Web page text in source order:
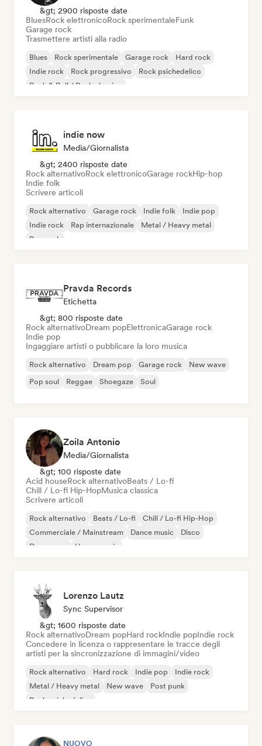
&gt; 2900 risposte date
BluesRock elettronicoRock sperimentaleFunk
Garage rock
Trasmettere artisti alla radio
Blues Rock sperimentale Garage rock
Hard rock
Indie rock
Rock progressivo
Rock psichedelico
Rock & Roll / Rock classico
indie now
Media/Giornalista
&gt; 2400 risposte date
Rock alternativoRock elettronicoGarage rockHip-hop
Indie folk
Scrivere articoli
Rock alternativo Garage rock Indie folk
Indie pop
Indie rock
Rap internazionale
Metal / Heavy metal
Pop rock
Pravda Records
Etichetta
&gt; 800 risposte date
Rock alternativoDream popElettronicaGarage rock
Indie pop
Ingaggiare artisti o pubblicare la loro musica
Rock alternativo Dream pop Garage rock
New wave
Pop soul
Reggae Shoegaze Soul
Zoila Antonio
Media/Giornalista
&gt; 100 risposte date
Acid houseRock alternativoBeats / Lo-fi
Chill / Lo-fi Hip-HopMusica classica
Scrivere articoli
Rock alternativo Beats / Lo-fi
Chill / Lo-fi Hip-Hop
Commerciale / Mainstream
Dance music
Disco
Dream pop
House music
Lorenzo Lautz
Sync Supervisor
&gt; 1600 risposte date
Rock alternativoDream popHard rockIndie popIndie rock
Concedere in licenza o rappresentare le tracce degli
artisti per la sincronizzazione di immagini/video
Rock alternativo Hard rock Indie pop
Indie rock
Metal / Heavy metal
New wave
Post punk
Rock psichedelico
NUOVO